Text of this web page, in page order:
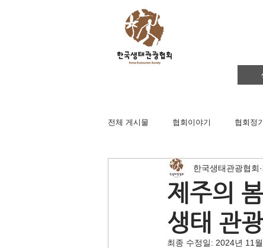
전체 게시물 협회이야기 협회정
영주댐바로알기 생태문화교실
이벤트 지역컨
제주의
생태 관
한국생태관광협회
최종 수정일: 2024년 11